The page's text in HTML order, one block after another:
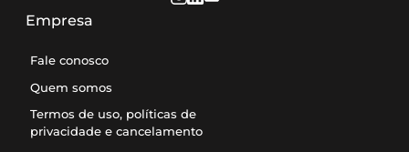
Empresa
Fale conosco
Quem somos
Termos de uso, políticas de
privacidade e cancelamento